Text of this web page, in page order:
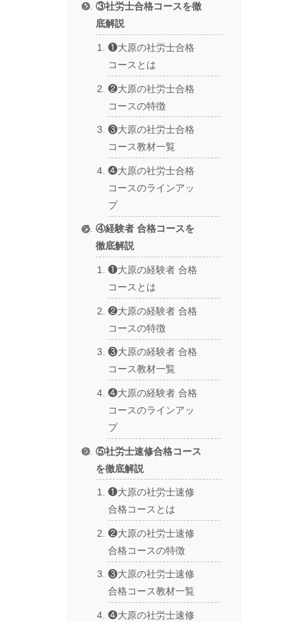
③社労士合格コースを徹
底解説
❶大原の社労士合格
コースとは
❷大原の社労士合格
コースの特徴
❸大原の社労士合格
コース教材一覧
❹大原の社労士合格
コースのラインアッ
プ
④経験者 合格コースを
徹底解説
❶大原の経験者 合格
コースとは
❷大原の経験者 合格
コースの特徴
❸大原の経験者 合格
コース教材一覧
❹大原の経験者 合格
コースのラインアッ
プ
⑤社労士速修合格コース
を徹底解説
❶大原の社労士速修
合格コースとは
❷大原の社労士速修
合格コースの特徴
❸大原の社労士速修
合格コース教材一覧
❹大原の社労士速修